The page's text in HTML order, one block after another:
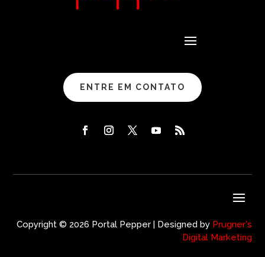
ENTRE EM CONTATO
Copyright © 2026 Portal Pepper | Designed by Prugner's
Digital Marketing